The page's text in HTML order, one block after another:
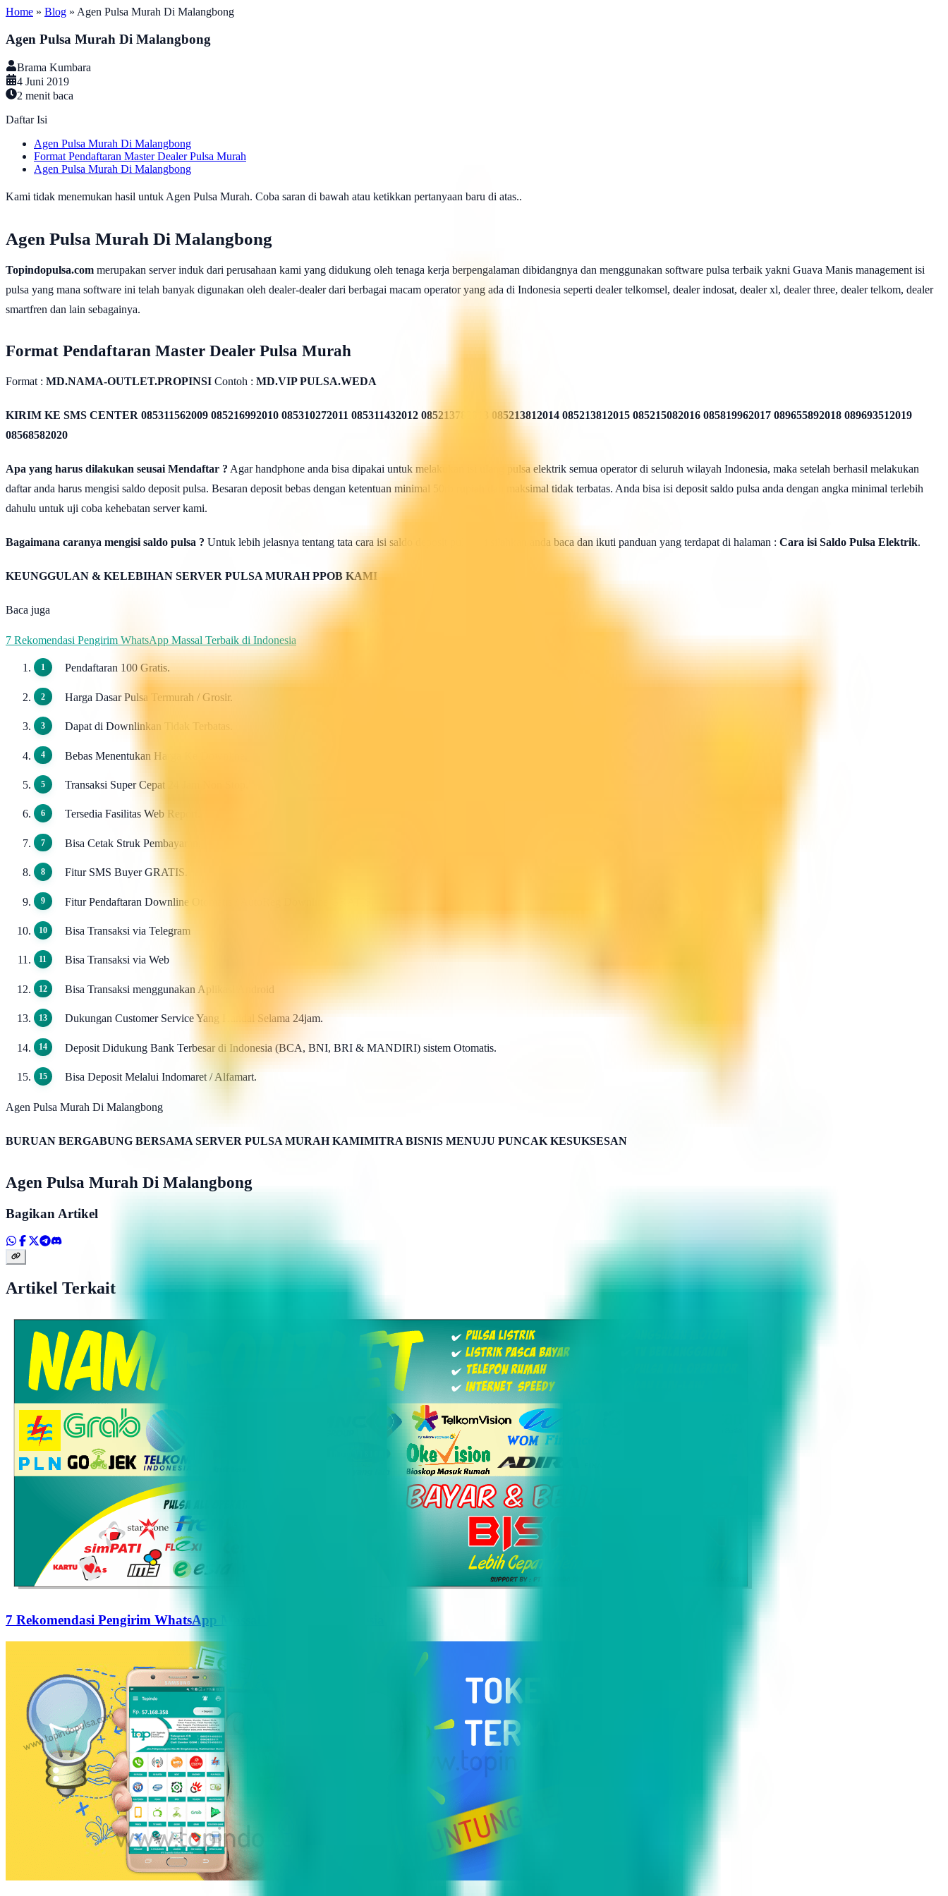
Home » Blog » Agen Pulsa Murah Di Malangbong
Agen Pulsa Murah Di Malangbong
Brama Kumbara
4 Juni 2019
2 menit baca
Daftar Isi
Agen Pulsa Murah Di Malangbong
Format Pendaftaran Master Dealer Pulsa Murah
Agen Pulsa Murah Di Malangbong
Kami tidak menemukan hasil untuk Agen Pulsa Murah. Coba saran di bawah atau ketikkan pertanyaan baru di atas..
Agen Pulsa Murah Di Malangbong
Topindopulsa.com merupakan server induk dari perusahaan kami yang didukung oleh tenaga kerja berpengalaman dibidangnya dan menggunakan software pulsa terbaik yakni Guava Manis management isi
pulsa yang mana software ini telah banyak digunakan oleh dealer-dealer dari berbagai macam operator yang ada di Indonesia seperti dealer telkomsel, dealer indosat, dealer xl, dealer three, dealer telkom, dealer
smartfren dan lain sebagainya.
Format Pendaftaran Master Dealer Pulsa Murah
Format : MD.NAMA-OUTLET.PROPINSI Contoh : MD.VIP PULSA.WEDA
KIRIM KE SMS CENTER 085311562009 085216992010 085310272011 085311432012 085213782013 085213812014 085213812015 085215082016 085819962017 089655892018 089693512019
08568582020
Apa yang harus dilakukan seusai Mendaftar ? Agar handphone anda bisa dipakai untuk melakukan isi ulang pulsa elektrik semua operator di seluruh wilayah Indonesia, maka setelah berhasil melakukan
daftar anda harus mengisi saldo deposit pulsa. Besaran deposit bebas dengan ketentuan minimal 50rb rupiah dan maksimal tidak terbatas. Anda bisa isi deposit saldo pulsa anda dengan angka minimal terlebih
dahulu untuk uji coba kehebatan server kami.
Bagaimana caranya mengisi saldo pulsa ? Untuk lebih jelasnya tentang tata cara isi saldo deposit pulsa ini silahkan anda baca dan ikuti panduan yang terdapat di halaman : Cara isi Saldo Pulsa Elektrik.
KEUNGGULAN & KELEBIHAN SERVER PULSA MURAH PPOB KAMI
Baca juga
7 Rekomendasi Pengirim WhatsApp Massal Terbaik di Indonesia
Pendaftaran 100 Gratis.
Harga Dasar Pulsa Termurah / Grosir.
Dapat di Downlinkan Tidak Terbatas.
Bebas Menentukan Harga Ke Downline.
Transaksi Super Cepat 24 Jam Non Stop.
Tersedia Fasilitas Web Report.
Bisa Cetak Struk Pembayaran.
Fitur SMS Buyer GRATIS.
Fitur Pendaftaran Downline Otomatis / AutoReg Downline GRATIS.
Bisa Transaksi via Telegram
Bisa Transaksi via Web
Bisa Transaksi menggunakan Aplikasi Android
Dukungan Customer Service Yang Handal Selama 24jam.
Deposit Didukung Bank Terbesar di Indonesia (BCA, BNI, BRI & MANDIRI) sistem Otomatis.
Bisa Deposit Melalui Indomaret / Alfamart.
Agen Pulsa Murah Di Malangbong
BURUAN BERGABUNG BERSAMA SERVER PULSA MURAH KAMIMITRA BISNIS MENUJU PUNCAK KESUKSESAN
Agen Pulsa Murah Di Malangbong
Bagikan Artikel
Artikel Terkait
7 Rekomendasi Pengirim WhatsApp Massal Terbaik di Indonesia